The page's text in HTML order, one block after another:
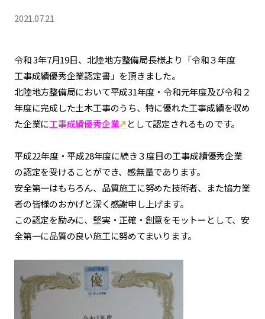
2021.07.21
令和 3年7月19日、北陸地方整備局長様より「令和３年度
工事成績優秀企業認定書」を頂きました。
北陸地方整備局において平成31年度・令和元年度及び令和２
年度に完成した土木工事のうち、特に優れた工事成績を収め
た企業に工事成績優秀企業 として認定されるものです。
平成22年度・平成28年度に続き３度目の工事成績優秀企業
の認定を受けることができ、感無量であります。
安全第一はもちろん、品質施工に努めた技術者、また協力業
者の皆様のおかげと深く感謝申し上げます。
この認定を励みに、堅実・正確・創意をモットーとして、安
全第一に品質の良い施工に努めてまいります。